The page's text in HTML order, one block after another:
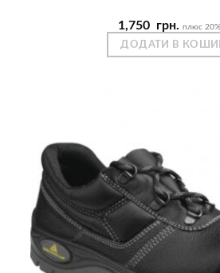
1,750 грн. плюс
ДОДАТИ В